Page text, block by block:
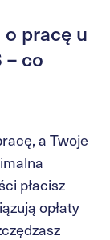
pracę u
– co
a Twoje
płacisz
opłaty